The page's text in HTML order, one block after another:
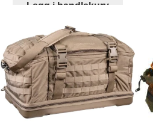
Legg i handlekurv